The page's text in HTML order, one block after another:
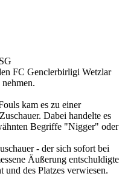
FC Genclerbirligi Wetzlar
kam es zu einer
Dabei handelte es
Begriffe "Nigger" oder
- der sich sofort bei
Äußerung entschuldigte
und des Platzes verwiesen.